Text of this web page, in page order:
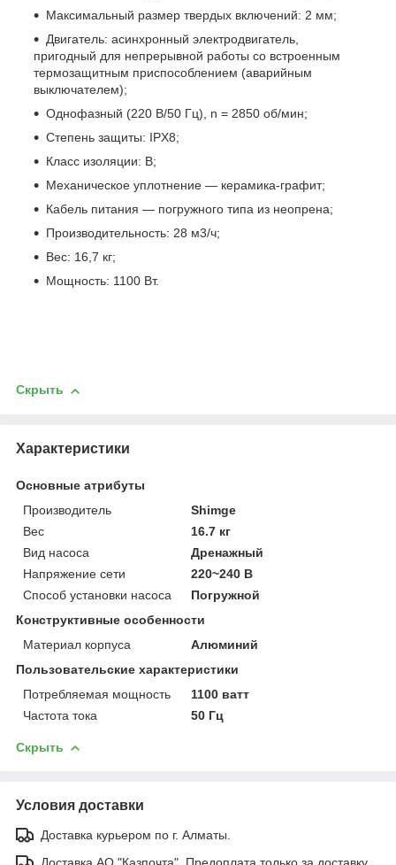
Максимальный размер твердых включений: 2 мм;
Двигатель: асинхронный электродвигатель,
пригодный для непрерывной работы со встроенным
термозащитным приспособлением (аварийным
выключателем);
Однофазный (220 В/50 Гц), n = 2850 об/мин;
Степень защиты: IPX8;
Класс изоляции: B;
Механическое уплотнение — керамика-графит;
Кабель питания — погружного типа из неопрена;
Производительность: 28 м3/ч;
Вес: 16,7 кг;
Мощность: 1100 Вт.
Скрыть
Характеристики
Основные атрибуты
Производитель
Shimge
Вес
16.7 кг
Вид насоса
Дренажный
Напряжение сети
220~240 В
Способ установки насоса
Погружной
Конструктивные особенности
Материал корпуса
Алюминий
Пользовательские характеристики
Потребляемая мощность
1100 ватт
Частота тока
50 Гц
Скрыть
Условия доставки
Доставка курьером по г. Алматы.
Доставка АО "Казпочта". Предоплата только за доставку.